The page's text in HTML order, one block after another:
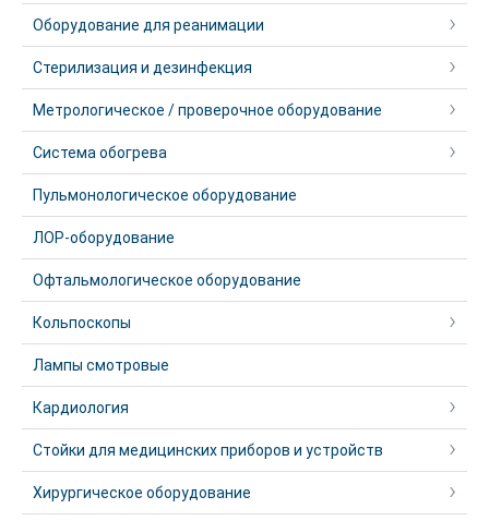
Оборудование для реанимации
Стерилизация и дезинфекция
Метрологическое / проверочное оборудование
Система обогрева
Пульмонологическое оборудование
ЛОР-оборудование
Офтальмологическое оборудование
Кольпоскопы
Лампы смотровые
Кардиология
Стойки для медицинских приборов и устройств
Хирургическое оборудование